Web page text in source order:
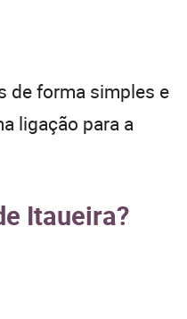
de forma simples e
ligação para a
Itaueira?